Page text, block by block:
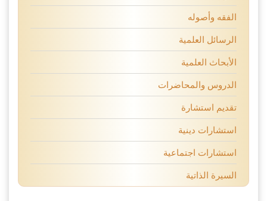
الفقه وأصوله
الرسائل العلمية
الأبحاث العلمية
الدروس والمحاضرات
تقديم استشارة
استشارات دينية
استشارات اجتماعية
السيرة الذاتية